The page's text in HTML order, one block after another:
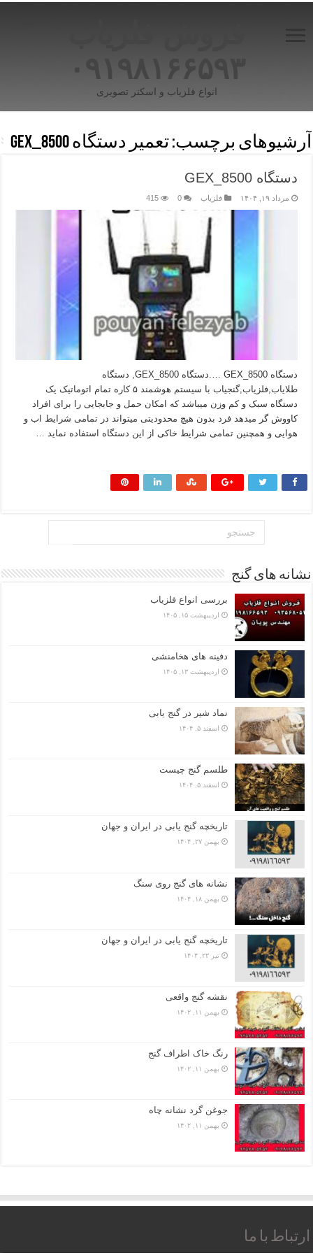
۰۹۱۹۸۱۶۶۵۹۳
انواع فلزیاب و اسکنر تصویری
آرشیوهای برچسب:تعمیر دستگاه GEX_8500
دستگاه GEX_8500
مرداد ۱۹, ۱۴۰۴ فلزیاب 0
415
دستگاه GEX_8500 ….دستگاه GEX_8500, دستگاه
طلایاب,فلزیاب,گنجیاب با سیستم هوشمند ۵ کاره تمام اتوماتیک یک
دستگاه سبک و کم وزن میباشد که امکان حمل و جابجایی را برای افراد
کاووش گر میدهد فرد بدون هیچ محدودیتی میتواند در تمامی شرایط اب و
هوایی و همچنین تمامی شرایط خاکی از این دستگاه استفاده نماید …
نشانه های گنج
بررسی انواع فلزیاب
اردیبهشت ۱۵, ۱۴۰۵
دفینه های هخامنشی
اردیبهشت ۱۳, ۱۴۰۵
نماد شیر در گنج یابی
اسفند ۵, ۱۴۰۴
طلسم گنج چیست
اسفند ۵, ۱۴۰۴
تاریخچه گنج‌ یابی در ایران و جهان
بهمن ۲۷, ۱۴۰۴
نشانه های گنج روی سنگ
بهمن ۱۸, ۱۴۰۴
تاریخچه گنج‌ یابی در ایران و جهان
تیر ۲۲, ۱۴۰۴
نقشه گنج واقعی
بهمن ۱۱, ۱۴۰۲
رنگ خاک اطراف گنج
بهمن ۱۱, ۱۴۰۲
جوغن گرد نشانه چاه
بهمن ۱۱, ۱۴۰۲
ارتباط با ما